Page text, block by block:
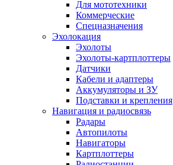
Для мототехники
Коммерческие
Спецназначения
Эхолокация
Эхолоты
Эхолоты-картплоттеры
Датчики
Кабели и адаптеры
Аккумуляторы и ЗУ
Подставки и крепления
Навигация и радиосвязь
Радары
Автопилоты
Навигаторы
Картплоттеры